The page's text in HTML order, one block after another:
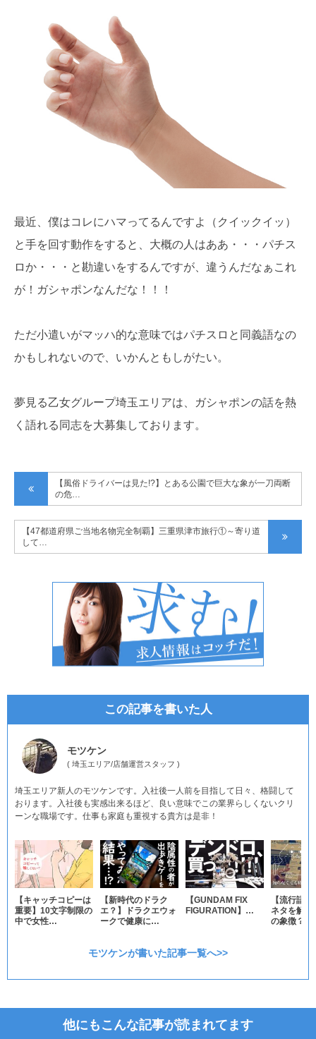
最近、僕はコレにハマってるんですよ（クイックイッ）
と手を回す動作をすると、大概の人はああ・・・パチス
ロか・・・と勘違いをするんですが、違うんだなぁこれ
が！ガシャポンなんだな！！！
ただ小遣いがマッハ的な意味ではパチスロと同義語なの
かもしれないので、いかんともしがたい。
夢見る乙女グループ埼玉エリアは、ガシャポンの話を熱
く語れる同志を大募集しております。
【風俗ドライバーは見た!?】とある公園で巨大な象が一刀両断
の危…
【47都道府県ご当地名物完全制覇】三重県津市旅行①～寄り道
して…
この記事を書いた人
モツケン
( 埼玉エリア/店舗運営スタッフ )
埼玉エリア新人のモツケンです。入社後一人前を目指して日々、格闘して
おります。入社後も実感出来るほど、良い意味でこの業界らしくないクリ
ーンな職場です。仕事も家庭も重視する貴方は是非！
【キャッチコピーは
重要】10文字制限の
中で女性…
【新時代のドラク
エ？】ドラクエウォ
ークで健康に…
【GUNDAM FIX
FIGURATION】…
【流行語
ネタを解
の象徴？
モツケンが書いた記事一覧へ>>
他にもこんな記事が読まれてます